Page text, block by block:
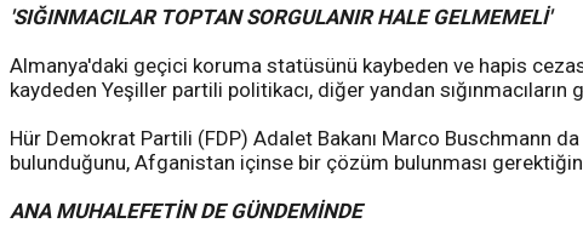
'SIĞINMACILAR TOPTAN SORGULANIR HALE GELMEMELİ'
Almanya'daki geçici koruma statüsünü kaybeden ve hapis
kaydeden Yeşiller partili politikacı, diğer yandan
Hür Demokrat Partili (FDP) Adalet Bakanı Marco Buschmann
bulunduğunu, Afganistan içinse bir çözüm bulunması
ANA MUHALEFETİN DE GÜNDEMİNDE